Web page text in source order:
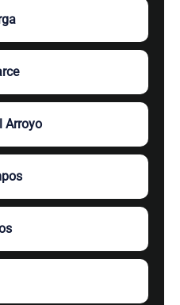
Arroyo